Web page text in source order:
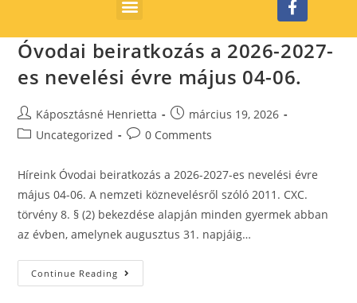
Óvodai beiratkozás a 2026-2027-
es nevelési évre május 04-06.
Káposztásné Henrietta
március 19, 2026
Uncategorized
0 Comments
Híreink Óvodai beiratkozás a 2026-2027-es nevelési évre
május 04-06. A nemzeti köznevelésről szóló 2011. CXC.
törvény 8. § (2) bekezdése alapján minden gyermek abban
az évben, amelynek augusztus 31. napjáig…
Continue Reading